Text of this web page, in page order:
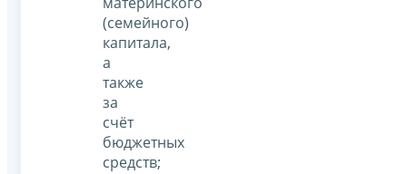
(семейного)
капитала,
а
также
за
счёт
бюджетных
средств;